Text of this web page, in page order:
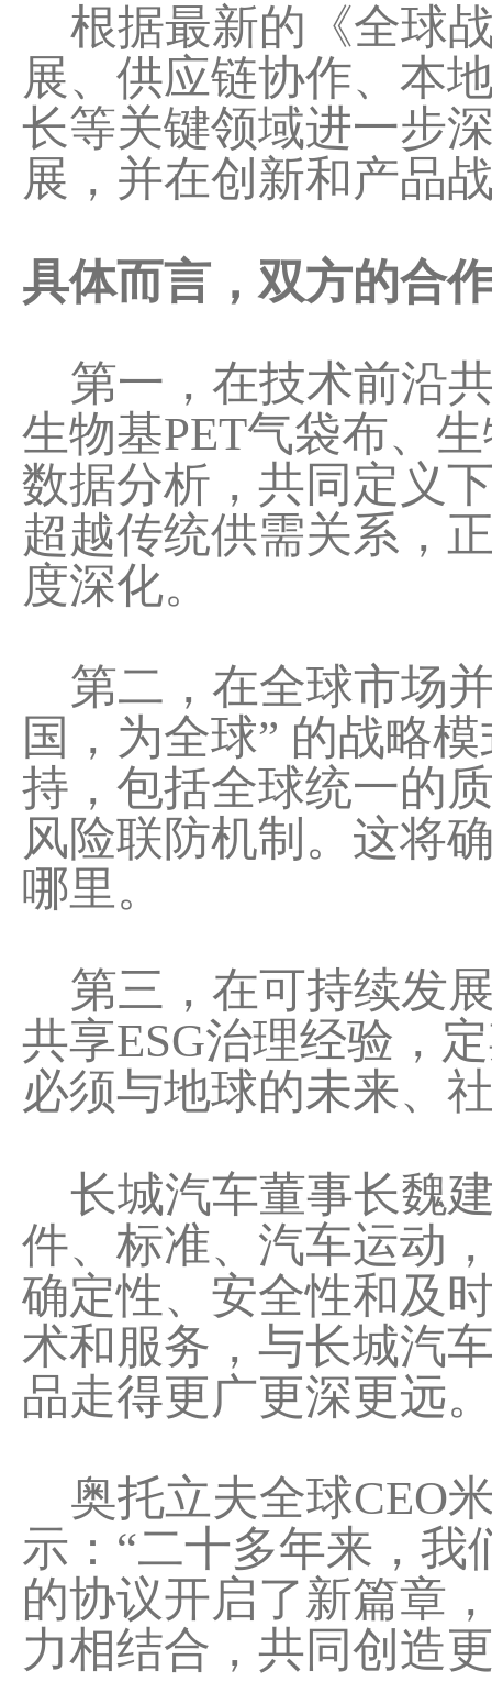
根据最新的《全球
展、供应链协作、本
长等关键领域进一步
展，并在创新和产品
具体而言，双方的合
第一，在技术前沿
生物基PET气袋布、
数据分析，共同定义
超越传统供需关系，
度深化。
第二，在全球市场
国，为全球” 的战略
持，包括全球统一的
风险联防机制。这将
哪里。
第三，在可持续发
共享ESG治理经验，
必须与地球的未来、
长城汽车董事长魏
件、标准、汽车运动
确定性、安全性和及
术和服务，与长城汽
品走得更广更深更远
奥托立夫全球CEO
示：“二十多年来，
的协议开启了新篇章
力相结合，共同创造